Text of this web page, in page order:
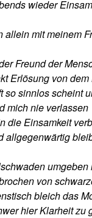
wieder
allein mit meinem
Freund der
Erlösung von
so sinnlos scheint
mich nie verlassen
die Einsamkeit
allgegenwärtig
umgeben
von
bleich das
hier Klarheit zu